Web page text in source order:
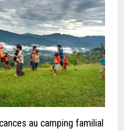
au camping familial